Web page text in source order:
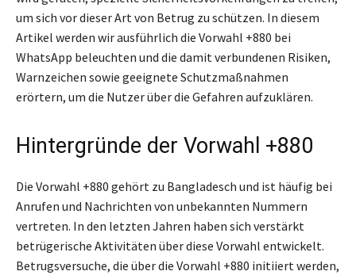
um sich vor dieser Art von Betrug zu schützen. In diesem
Artikel werden wir ausführlich die Vorwahl +880 bei
WhatsApp beleuchten und die damit verbundenen Risiken,
Warnzeichen sowie geeignete Schutzmaßnahmen
erörtern, um die Nutzer über die Gefahren aufzuklären.
Hintergründe der Vorwahl +880
Die Vorwahl +880 gehört zu Bangladesch und ist häufig bei
Anrufen und Nachrichten von unbekannten Nummern
vertreten. In den letzten Jahren haben sich verstärkt
betrügerische Aktivitäten über diese Vorwahl entwickelt.
Betrugsversuche, die über die Vorwahl +880 initiiert werden,